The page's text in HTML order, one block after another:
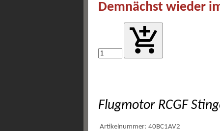
Demnächst wieder
Flugmotor RCGF
Artikelnummer: 40BC1AV2